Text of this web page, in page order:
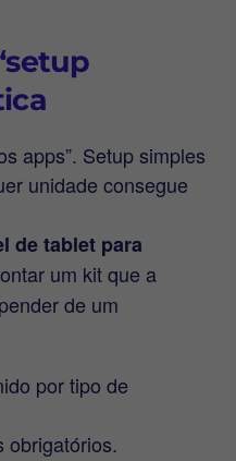
apps”. Setup simples
unidade consegue
de tablet para
um kit que a
de um
por tipo de
obrigatórios.